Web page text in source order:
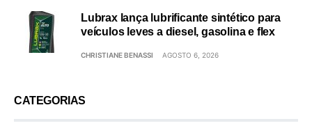
Lubrax lança lubrificante sintético para
veículos leves a diesel, gasolina e flex
CHRISTIANE BENASSI AGOSTO 6, 2026
CATEGORIAS